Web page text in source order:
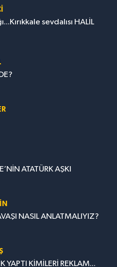
sevdalısı HALİL
ATATÜRK AŞKI
NASIL ANLATMALIYIZ?
YAPTI KİMİLERİ REKLAM...